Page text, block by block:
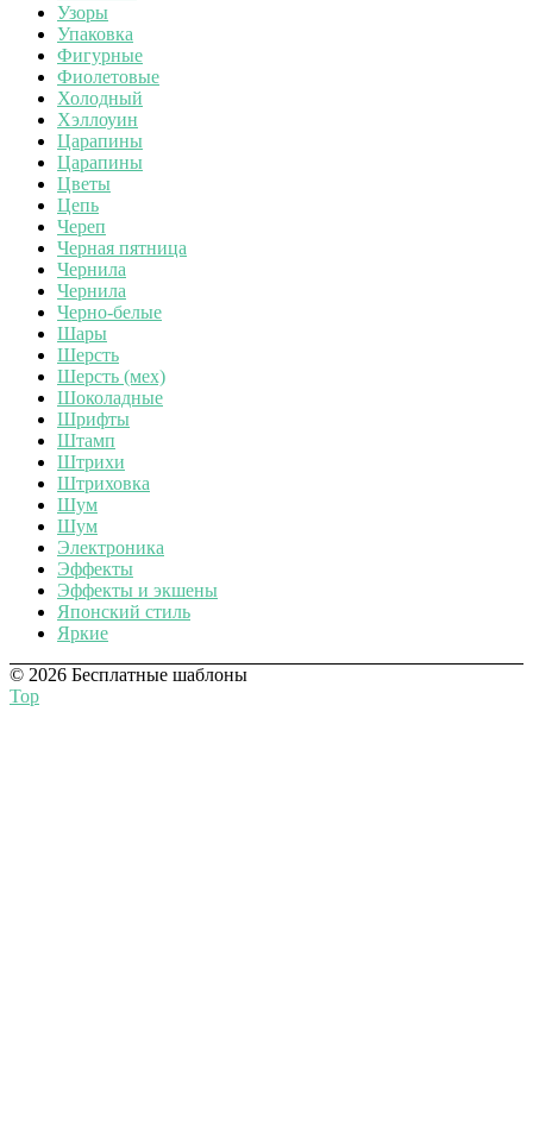
Узоры
Упаковка
Фигурные
Фиолетовые
Холодный
Хэллоуин
Царапины
Царапины
Цветы
Цепь
Череп
Черная пятница
Чернила
Чернила
Черно-белые
Шары
Шерсть
Шерсть (мех)
Шоколадные
Шрифты
Штамп
Штрихи
Штриховка
Шум
Шум
Электроника
Эффекты
Эффекты и экшены
Японский стиль
Яркие
© 2026 Бесплатные шаблоны
Top